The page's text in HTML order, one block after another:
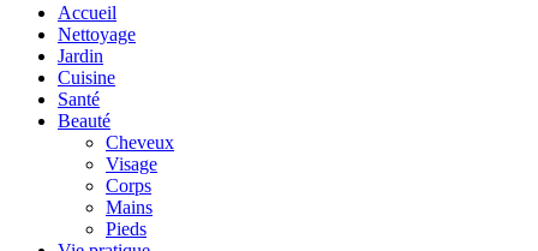
Accueil
Nettoyage
Jardin
Cuisine
Santé
Beauté
Cheveux
Visage
Corps
Mains
Pieds